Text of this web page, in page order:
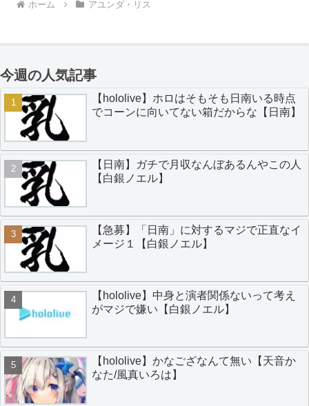
ホーム アユンダ・リス
今週の人気記事
【hololive】ホロはそもそも日南いる時点
でコーンに向いてない箱だからな【日南】
【日南】ガチで月収なんぼあるんやこの人
【白銀ノエル】
【急募】「日南」に対するマジで正直なイ
メージ１【白銀ノエル】
【hololive】中身と演者関係ないって考え
がマジで嫌い【白銀ノエル】
【hololive】かなござなんて無い【天音か
なた/風真いろは】